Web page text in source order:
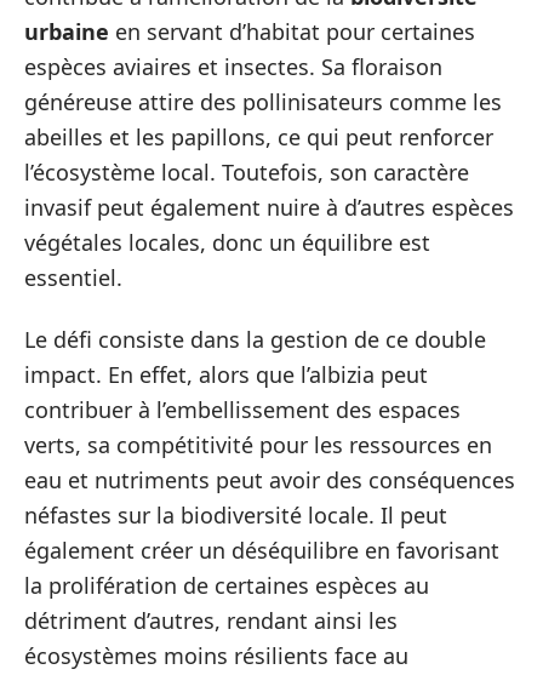
urbaine en servant d’habitat pour certaines
espèces aviaires et insectes. Sa floraison
généreuse attire des pollinisateurs comme les
abeilles et les papillons, ce qui peut renforcer
l’écosystème local. Toutefois, son caractère
invasif peut également nuire à d’autres espèces
végétales locales, donc un équilibre est
essentiel.
Le défi consiste dans la gestion de ce double
impact. En effet, alors que l’albizia peut
contribuer à l’embellissement des espaces
verts, sa compétitivité pour les ressources en
eau et nutriments peut avoir des conséquences
néfastes sur la biodiversité locale. Il peut
également créer un déséquilibre en favorisant
la prolifération de certaines espèces au
détriment d’autres, rendant ainsi les
écosystèmes moins résilients face au